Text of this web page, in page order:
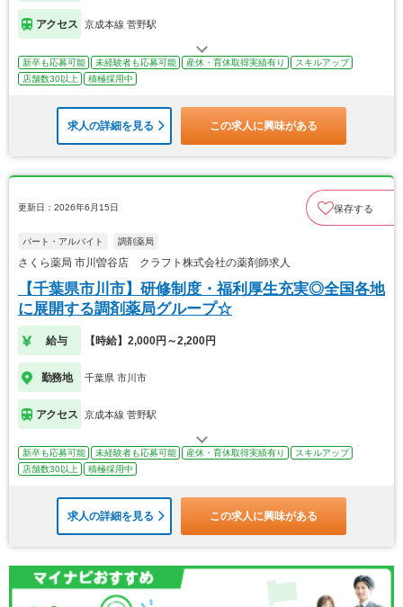
アクセス 京成本線 菅野駅
新卒も応募可能 未経験者も応募可能 産休・育休取得実績有り
スキルアップ
店舗数30以上
積極採用中
求人の詳細を見る この求人に興味がある
更新日：2026年6月15日 保存する
パート・アルバイト 調剤薬局
さくら薬局 市川曽谷店 クラフト株式会社の薬剤師求人
【千葉県市川市】研修制度・福利厚生充実◎全国各地
に展開する調剤薬局グループ☆
給与 【時給】2,000円～2,200円
勤務地 千葉県 市川市
アクセス 京成本線 菅野駅
新卒も応募可能 未経験者も応募可能 産休・育休取得実績有り
スキルアップ
店舗数30以上
積極採用中
求人の詳細を見る この求人に興味がある